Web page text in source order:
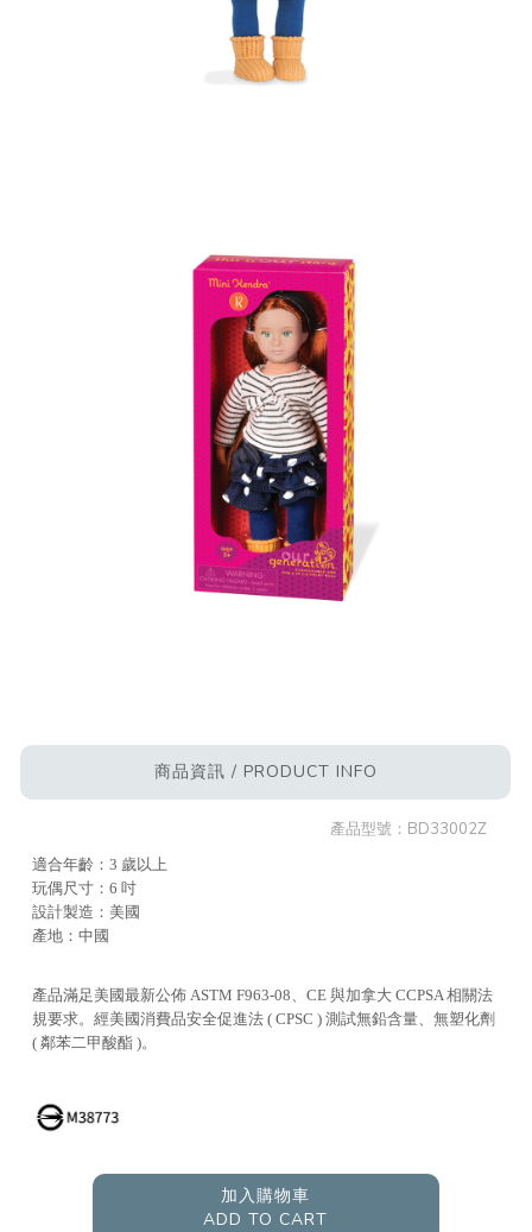
商品資訊 / PRODUCT INFO
產品型號： BD33002Z
適合年齡：3 歲以上
玩偶尺寸：6 吋
設計製造：美國
產地：中國
產品滿足美國最新公佈 ASTM F963-08、CE 與加拿大 CCPSA 相關法
規要求。經美國消費品安全促進法 ( CPSC ) 測試無鉛含量、無塑化劑
( 鄰苯二甲酸酯 )。
加入購物車
ADD TO CART